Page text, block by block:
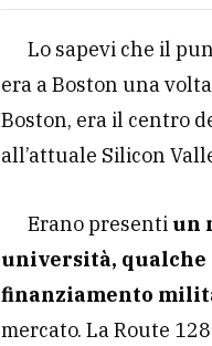
Lo sapevi che il
era a Boston una
Boston, era il centro
all’attuale Silicon
Erano presenti un
università,
finanziamento
mercato. La Route